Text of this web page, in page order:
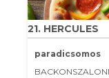
21. HERCULES